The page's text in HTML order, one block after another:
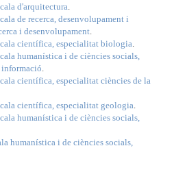
d'arquitectura.
de recerca, desenvolupament i
i desenvolupament.
científica, especialitat biologia.
humanística i de ciències socials,
informació.
científica, especialitat ciències de la
científica, especialitat geologia.
humanística i de ciències socials,
humanística i de ciències socials,